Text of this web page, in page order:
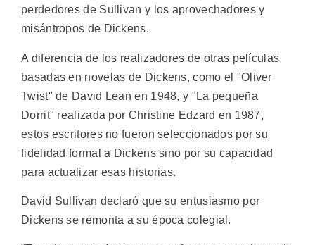
perdedores de Sullivan y los aprovechadores y
misántropos de Dickens.
A diferencia de los realizadores de otras películas
basadas en novelas de Dickens, como el "Oliver
Twist" de David Lean en 1948, y "La pequeña
Dorrit" realizada por Christine Edzard en 1987,
estos escritores no fueron seleccionados por su
fidelidad formal a Dickens sino por su capacidad
para actualizar esas historias.
David Sullivan declaró que su entusiasmo por
Dickens se remonta a su época colegial.